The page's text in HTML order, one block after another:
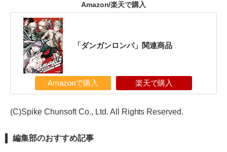
Amazon/楽天で購入
「ダンガンロンパ」関連商品
Amazonで購入 楽天で購入
(C)Spike Chunsoft Co., Ltd. All Rights Reserved.
編集部のおすすめ記事